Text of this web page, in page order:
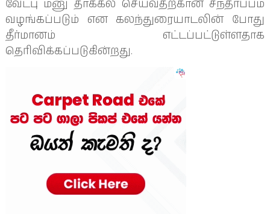
வேட்பு மனு தாக்கல் செய்வதற்கான சந்தர்ப்பம்
வழங்கப்படும் என கலந்துரையாடலின் போது
தீர்மானம் எட்டப்பட்டுள்ளதாக
தெரிவிக்கப்படுகின்றது.